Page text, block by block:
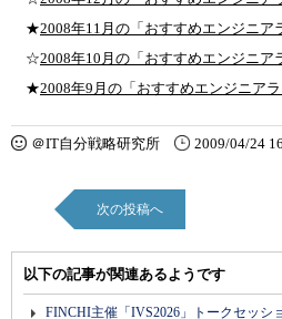
★2008年11月の「おすすめエンジニア
☆2008年10月の「おすすめエンジニア
★2008年9月の「おすすめエンジニアラ
＠IT自分戦略研究所 2009/04/24
次の投稿へ
以下の記事が関連あるようです
FINCHI主催「IVS2026」トークセッシ